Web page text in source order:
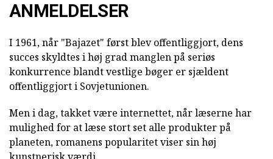
ANMELDELSER
I 1961, når "Bajazet" først blev offentliggjort, dens
succes skyldtes i høj grad manglen på seriøs
konkurrence blandt vestlige bøger er sjældent
offentliggjort i Sovjetunionen.
Men i dag, takket være internettet, når læserne har
mulighed for at læse stort set alle produkter på
planeten, romanens popularitet viser sin høj